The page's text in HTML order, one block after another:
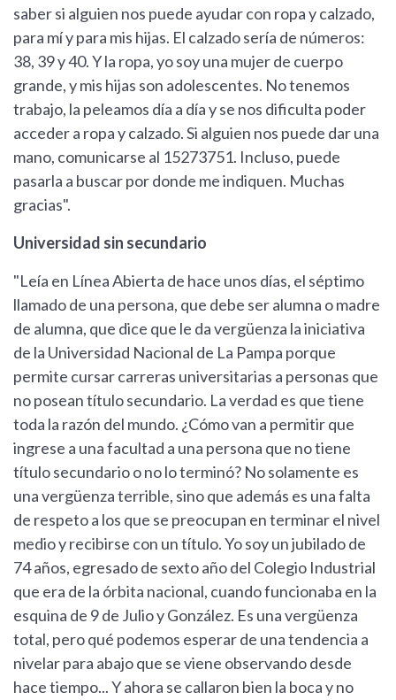
saber si alguien nos puede ayudar con ropa y calzado,
para mí y para mis hijas. El calzado sería de números:
38, 39 y 40. Y la ropa, yo soy una mujer de cuerpo
grande, y mis hijas son adolescentes. No tenemos
trabajo, la peleamos día a día y se nos dificulta poder
acceder a ropa y calzado. Si alguien nos puede dar una
mano, comunicarse al 15273751. Incluso, puede
pasarla a buscar por donde me indiquen. Muchas
gracias".
Universidad sin secundario
"Leía en Línea Abierta de hace unos días, el séptimo
llamado de una persona, que debe ser alumna o madre
de alumna, que dice que le da vergüenza la iniciativa
de la Universidad Nacional de La Pampa porque
permite cursar carreras universitarias a personas que
no posean título secundario. La verdad es que tiene
toda la razón del mundo. ¿Cómo van a permitir que
ingrese a una facultad a una persona que no tiene
título secundario o no lo terminó? No solamente es
una vergüenza terrible, sino que además es una falta
de respeto a los que se preocupan en terminar el nivel
medio y recibirse con un título. Yo soy un jubilado de
74 años, egresado de sexto año del Colegio Industrial
que era de la órbita nacional, cuando funcionaba en la
esquina de 9 de Julio y González. Es una vergüenza
total, pero qué podemos esperar de una tendencia a
nivelar para abajo que se viene observando desde
hace tiempo... Y ahora se callaron bien la boca y no